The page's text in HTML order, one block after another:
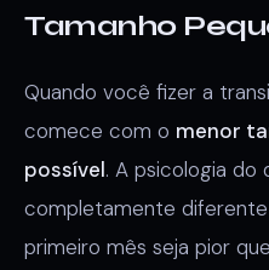
Tamanho
Quando você fizer a
comece com o menor
possível. A psicologia do
completamente
primeiro mês seja pior